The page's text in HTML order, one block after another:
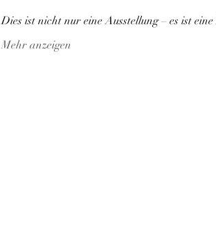
Dies ist nicht nur eine Ausstellung – es ist
Mehr anzeigen